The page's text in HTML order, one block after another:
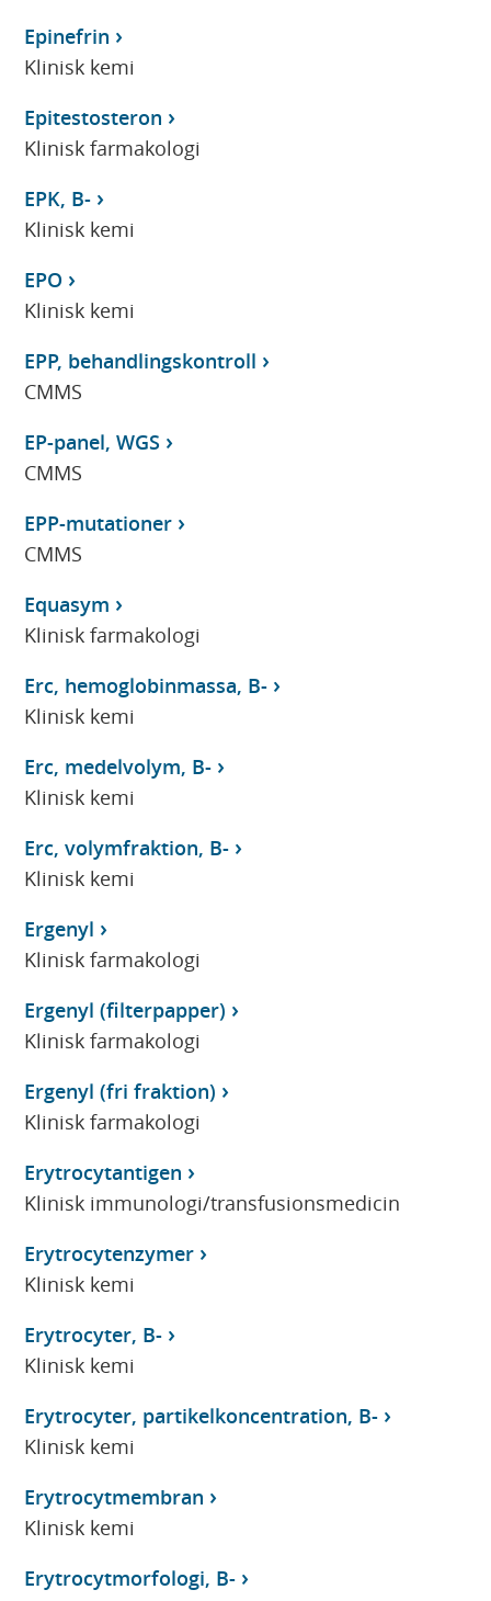
Epinefrin
Klinisk kemi
Epitestosteron
Klinisk farmakologi
EPK, B-
Klinisk kemi
EPO
Klinisk kemi
EPP, behandlingskontroll
CMMS
EP-panel, WGS
CMMS
EPP-mutationer
CMMS
Equasym
Klinisk farmakologi
Erc, hemoglobinmassa, B-
Klinisk kemi
Erc, medelvolym, B-
Klinisk kemi
Erc, volymfraktion, B-
Klinisk kemi
Ergenyl
Klinisk farmakologi
Ergenyl (filterpapper)
Klinisk farmakologi
Ergenyl (fri fraktion)
Klinisk farmakologi
Erytrocytantigen
Klinisk immunologi/transfusionsmedicin
Erytrocytenzymer
Klinisk kemi
Erytrocyter, B-
Klinisk kemi
Erytrocyter, partikelkoncentration, B-
Klinisk kemi
Erytrocytmembran
Klinisk kemi
Erytrocytmorfologi, B-